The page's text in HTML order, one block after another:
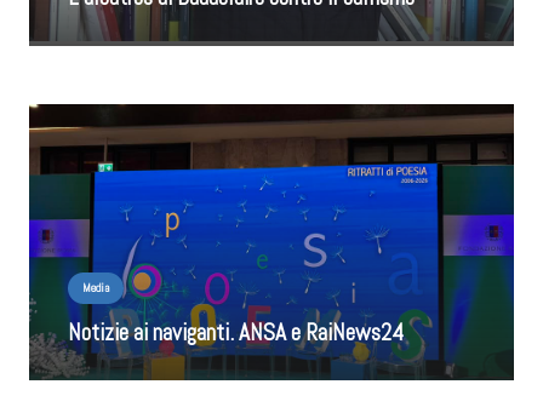
Media
Notizie ai naviganti. ANSA e RaiNews24